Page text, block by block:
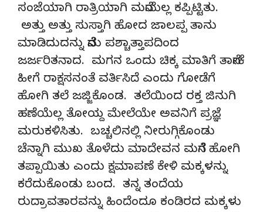
ಸಂಜೆಯಾಗಿ ರಾತ್ರಿಯಾಗಿ ಮನೆಯೆಲ್ಲ ಕಪ್ಪಿಟ್ಟಿತು.
ಅತ್ತು ಅತ್ತು ಸುಸ್ತಾಗಿ ಹೋದ ಜಾಲಪ್ಪ ತಾನು
ಮಾಡಿದುದನ್ನು ನೆನೆದು ಪಶ್ಚಾತ್ತಾಪದಿಂದ
ಜರ್ಜರಿತನಾದ. ಮಗನ ಒಂದು ಚಿಕ್ಕ ಮಾತಿಗೆ ತಾನೇಕೆ
ಹೀಗೆ ರಾಕ್ಷಸನಂತೆ ವರ್ತಿಸಿದೆ ಎಂದು ಗೋಡೆಗೆ
ಹೋಗಿ ತಲೆ ಜಜ್ಜಿಕೊಂಡ. ತಲೆಯಿಂದ ರಕ್ತ ಜಿನುಗಿ
ಹಣೆಯೆಲ್ಲ ತೋಯ್ದ ಮೇಲೆಯೇ ಅವನಿಗೆ ಪ್ರಜ್ಞೆ
ಮರುಕಳಿಸಿತು. ಬಚ್ಚಲಿನಲ್ಲಿ ನೀರುಗ್ಗಿಕೊಂಡು
ಚೆನ್ನಾಗಿ ಮುಖ ತೊಳೆದು ಮಾದೇವನ ಮನೆಗೆ ಹೋಗಿ
ತಪ್ಪಾಯಿತು ಎಂದು ಕ್ಷಮಾಪಣೆ ಕೇಳಿ ಮಕ್ಕಳನ್ನು
ಕರೆದುಕೊಂಡು ಬಂದ. ತನ್ನ ತಂದೆಯ
ರುದ್ರಾವತಾರವನ್ನು ಹಿಂದೆಂದೂ ಕಂಡಿರದ ಮಕ್ಕಳು